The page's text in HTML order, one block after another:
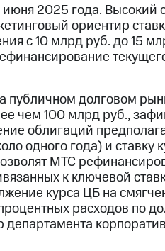
2025 года. Высокий
ориентир
с 10 млрд руб. до 15
публичном долговом
чем 100 млрд руб.,
облигаций
одного года) и ставку
МТС
к ключевой
курса ЦБ на
расходов по